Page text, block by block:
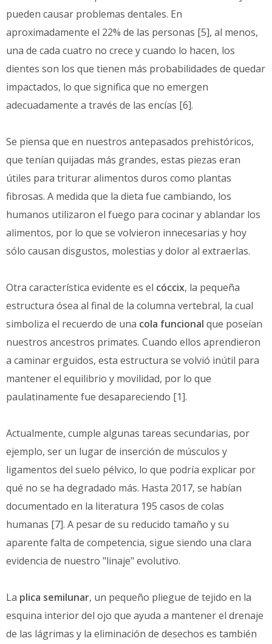
pueden causar problemas dentales. En
aproximadamente el 22% de las personas [5], al menos,
una de cada cuatro no crece y cuando lo hacen, los
dientes son los que tienen más probabilidades de quedar
impactados, lo que significa que no emergen
adecuadamente a través de las encías [6].
Se piensa que en nuestros antepasados prehistóricos,
que tenían quijadas más grandes, estas piezas eran
útiles para triturar alimentos duros como plantas
fibrosas. A medida que la dieta fue cambiando, los
humanos utilizaron el fuego para cocinar y ablandar los
alimentos, por lo que se volvieron innecesarias y hoy
sólo causan disgustos, molestias y dolor al extraerlas.
Otra característica evidente es el cóccix, la pequeña
estructura ósea al final de la columna vertebral, la cual
simboliza el recuerdo de una cola funcional que poseían
nuestros ancestros primates. Cuando ellos aprendieron
a caminar erguidos, esta estructura se volvió inútil para
mantener el equilibrio y movilidad, por lo que
paulatinamente fue desapareciendo [1].
Actualmente, cumple algunas tareas secundarias, por
ejemplo, ser un lugar de inserción de músculos y
ligamentos del suelo pélvico, lo que podría explicar por
qué no se ha degradado más. Hasta 2017, se habían
documentado en la literatura 195 casos de colas
humanas [7]. A pesar de su reducido tamaño y su
aparente falta de competencia, sigue siendo una clara
evidencia de nuestro "linaje" evolutivo.
La plica semilunar, un pequeño pliegue de tejido en la
esquina interior del ojo que ayuda a mantener el drenaje
de las lágrimas y la eliminación de desechos es también